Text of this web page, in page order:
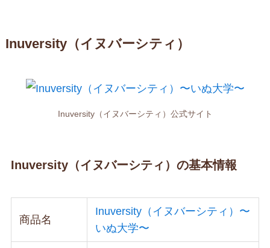
Inuversity（イヌバーシティ）
Inuversity（イヌバーシティ）公式サイト
Inuversity（イヌバーシティ）の基本情報
商品名
Inuversity（イヌバーシティ）〜
いぬ大学〜